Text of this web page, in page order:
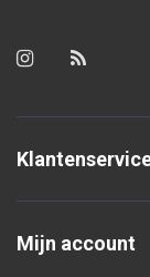
Mijn account